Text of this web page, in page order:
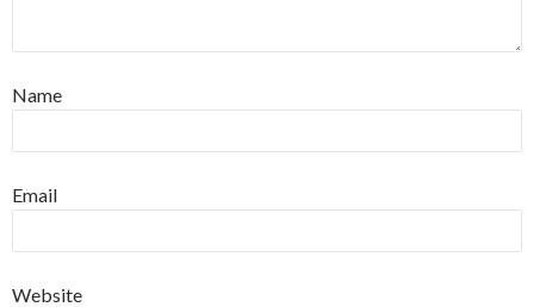
Name
Email
Website